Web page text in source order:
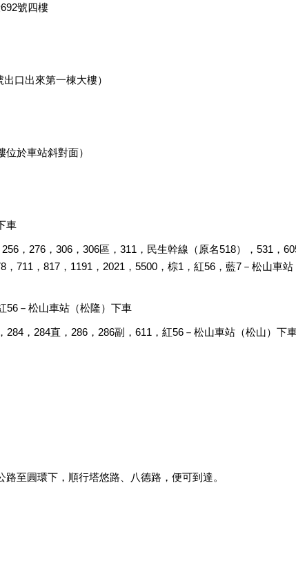
號四樓
口出來第一棟大樓）
於車站斜對面）
車
，276，306，306區，311，民生幹線（原名518），531，
711，817，1191，2021，5500，棕1，紅56，藍7－松山車
56－松山車站（松隆）下車
284，284直，286，286副，611，紅56－松山車站（松山）下
至圓環下，順行塔悠路、八德路，便可到達。